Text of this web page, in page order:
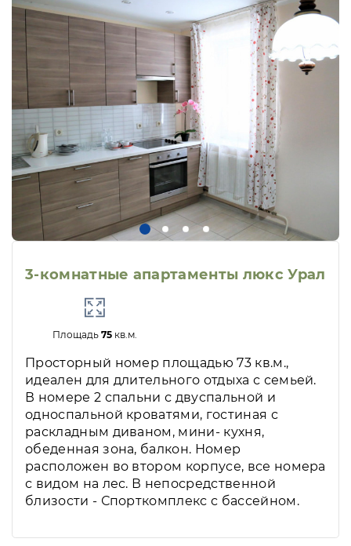
3-комнатные апартаменты люкс Урал
Площадь 75кв.м.
Просторный номер площадью 73 кв.м.,
идеален для длительного отдыха с семьей.
В номере 2 спальни с двуспальной и
односпальной кроватями, гостиная с
раскладным диваном, мини- кухня,
обеденная зона, балкон. Номер
расположен во втором корпусе, все номера
с видом на лес. В непосредственной
близости - Спорткомплекс с бассейном.